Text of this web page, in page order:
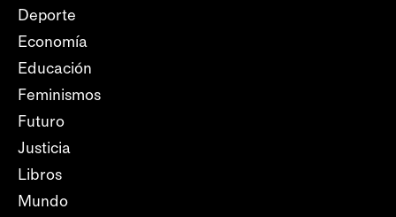
Deporte
Economía
Educación
Feminismos
Futuro
Justicia
Libros
Mundo